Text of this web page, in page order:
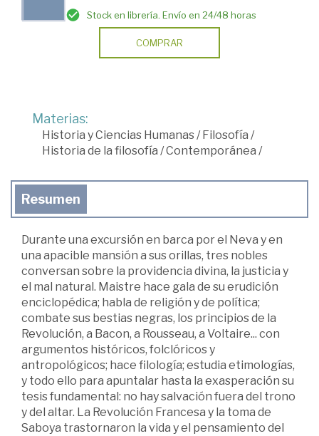
Stock en librería. Envío en 24/48 horas
COMPRAR
Materias:
Historia y Ciencias Humanas/ Filosofía /
Historia de la filosofía /Contemporánea /
Resumen
Durante una excursión en barca por el Neva y en
una apacible mansión a sus orillas, tres nobles
conversan sobre la providencia divina, la justicia y
el mal natural. Maistre hace gala de su erudición
enciclopédica; habla de religión y de política;
combate sus bestias negras, los principios de la
Revolución, a Bacon, a Rousseau, a Voltaire... con
argumentos históricos, folclóricos y
antropológicos; hace filología; estudia etimologías,
y todo ello para apuntalar hasta la exasperación su
tesis fundamental: no hay salvación fuera del trono
y del altar. La Revolución Francesa y la toma de
Saboya trastornaron la vida y el pensamiento del